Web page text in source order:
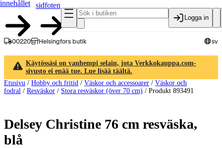
innehållet
sidfoten
Logga in
00220 Helsingfors butik sv
Käytössäsi on vanhempi selain, jota Verkkokauppa.com-
sivusto ei enää tue. Lue lisää täältä.
Etusivu / Hobby och fritid / Väskor och accessoarer / Väskor och
fodral / Resväskor / Stora resväskor (över 70 cm) / Produkt 893491
Delsey Christine 76 cm resväska,
blå